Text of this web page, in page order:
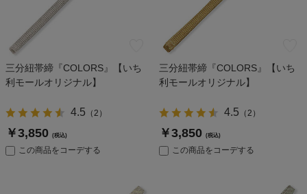
三分紐帯締『COLORS』【いち
利モールオリジナル】
4.5 （2 ）
￥3,850 (税込)
この商品をコーデする
三分紐帯締『COLORS』【いち
利モールオリジナル】
4.5 （2 ）
￥3,850 (税込)
この商品をコーデする